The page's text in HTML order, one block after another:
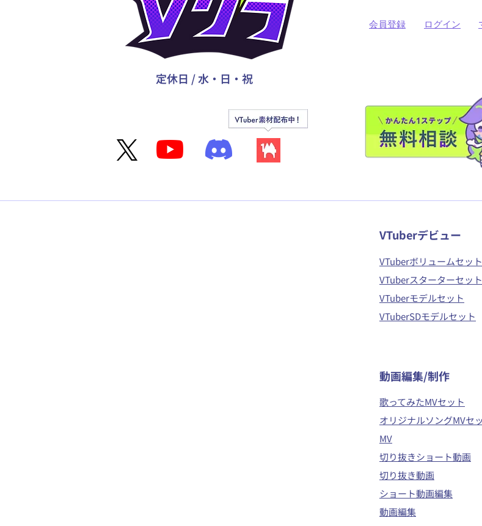
​会員登録 ​ログイン
定休日 / 水・日・祝
VTuberデビュー
VTuberボリュームセット
VTuberスターターセット
VTuberモデルセット
VTuberSDモデルセット
​動画編集/制作
歌ってみたMVセット
オリジナルソングMVセ
MV
切り抜きショート動画
切り抜き動画
ショート動画編集
動画編集